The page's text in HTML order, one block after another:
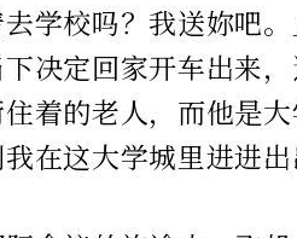
学校吗？我送妳吧
决定回家开车出来
着的老人，而他是大
在这大学城里进进出